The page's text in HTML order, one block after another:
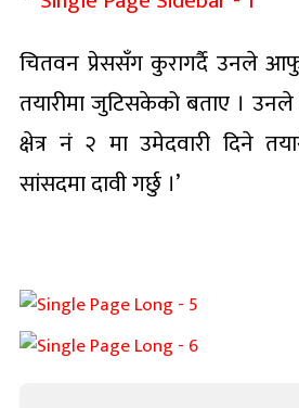
चितवन प्रेससँग कुरागर्दै उनले
तयारीमा जुटिसकेको बताए ।
क्षेत्र नं २ मा उमेदवारी दिने
सांसदमा दावी गर्छु ।’